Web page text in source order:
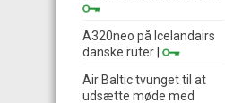
A320neo på Icelandairs
danske ruter
Air Baltic tvunget til at
udsætte møde med